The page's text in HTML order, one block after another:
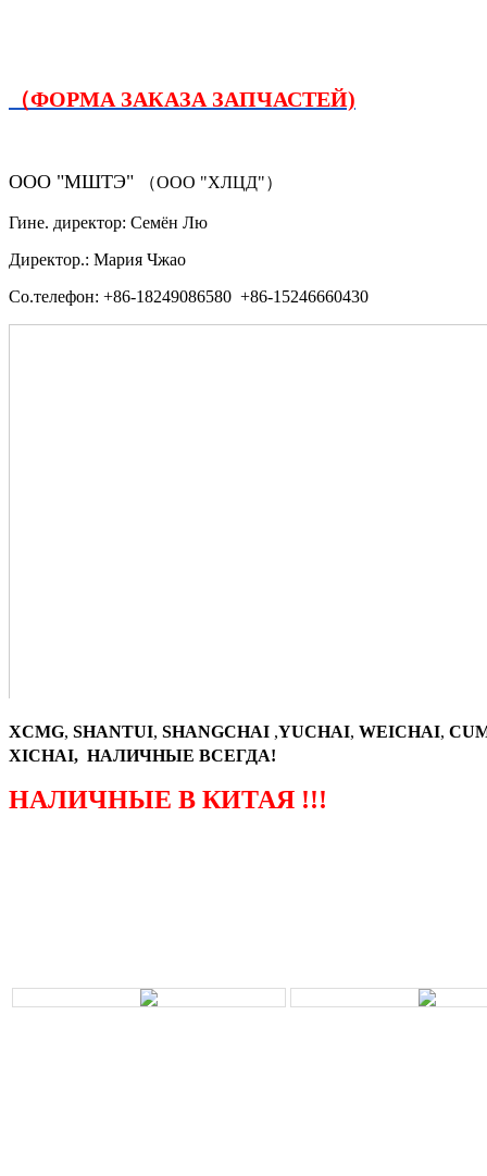
（ФОРМА ЗАКАЗА ЗАПЧАСТЕЙ)
ООО "МШТЭ" （ООО "ХЛЦД"）
Гине. директор: Семён Лю
Директор.: Мария Чжао
Со.телефон: +86-18249086580 +86-15246660430
XCMG, SHANTUI, SHANGCHAI ,YUCHAI, WEICHAI,
XICHAI, НАЛИЧНЫЕ ВСЕГДА!
НАЛИЧНЫЕ В КИТАЯ !!!